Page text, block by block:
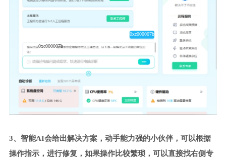
0xc000007b
0xc000007b
3、智能AI会给出解决方案，动手能力强的小伙伴，可以根据
操作指示，进行修复，如果操作比较繁琐，可以直接找右侧专